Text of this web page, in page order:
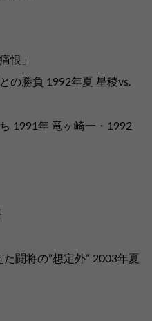
恨」
の勝負 1992年夏 星稜vs.
1991年 竜ヶ崎一・1992
闘将の”想定外” 2003年夏